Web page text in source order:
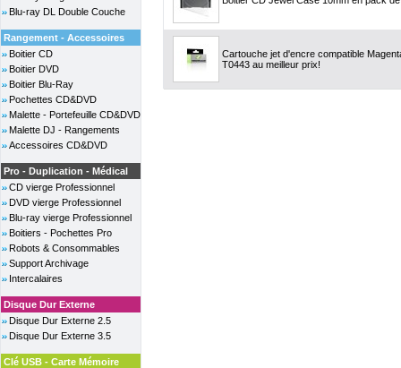
Blu-ray DL Double Couche
Rangement - Accessoires
Boitier CD
Boitier DVD
Boitier Blu-Ray
Pochettes CD&DVD
Malette - Portefeuille CD&DVD
Malette DJ - Rangements
Accessoires CD&DVD
Pro - Duplication - Médical
CD vierge Professionnel
DVD vierge Professionnel
Blu-ray vierge Professionnel
Boitiers - Pochettes Pro
Robots & Consommables
Support Archivage
Intercalaires
Disque Dur Externe
Disque Dur Externe 2.5
Disque Dur Externe 3.5
Clé USB - Carte Mémoire
Cartouche jet d'encre compatible
T0443 au meilleur prix!